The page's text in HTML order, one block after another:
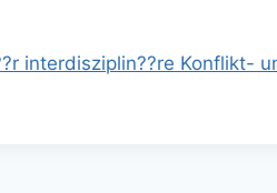
interdisziplin??re Konflikt-